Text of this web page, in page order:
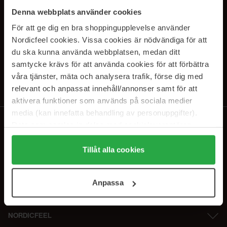
Denna webbplats använder cookies
För att ge dig en bra shoppingupplevelse använder
Nordicfeel cookies. Vissa cookies är nödvändiga för att
du ska kunna använda webbplatsen, medan ditt
samtycke krävs för att använda cookies för att förbättra
våra tjänster, mäta och analysera trafik, förse dig med
relevant och anpassat innehåll/annonser samt för att
aktivera funktioner som används på sociala medier
media (kan innefatta behandling av personuppgifter).
Genom att trycka på "Tillåt alla cookies" accepterar du
alla cookies, medan du under "Detaljer" kan anpassa
användningen av cookies. Du kan när som helst återkalla
samt vår Integritetspolicy.
Tillåt alla cookies
Anpassa
SUBSCRIBE TO OUR
NEWSLETTER
Ved å abonnere godtar du vårpersonvernerklæring. Du kan melde deg
av når som helst.
NORDICFEEL